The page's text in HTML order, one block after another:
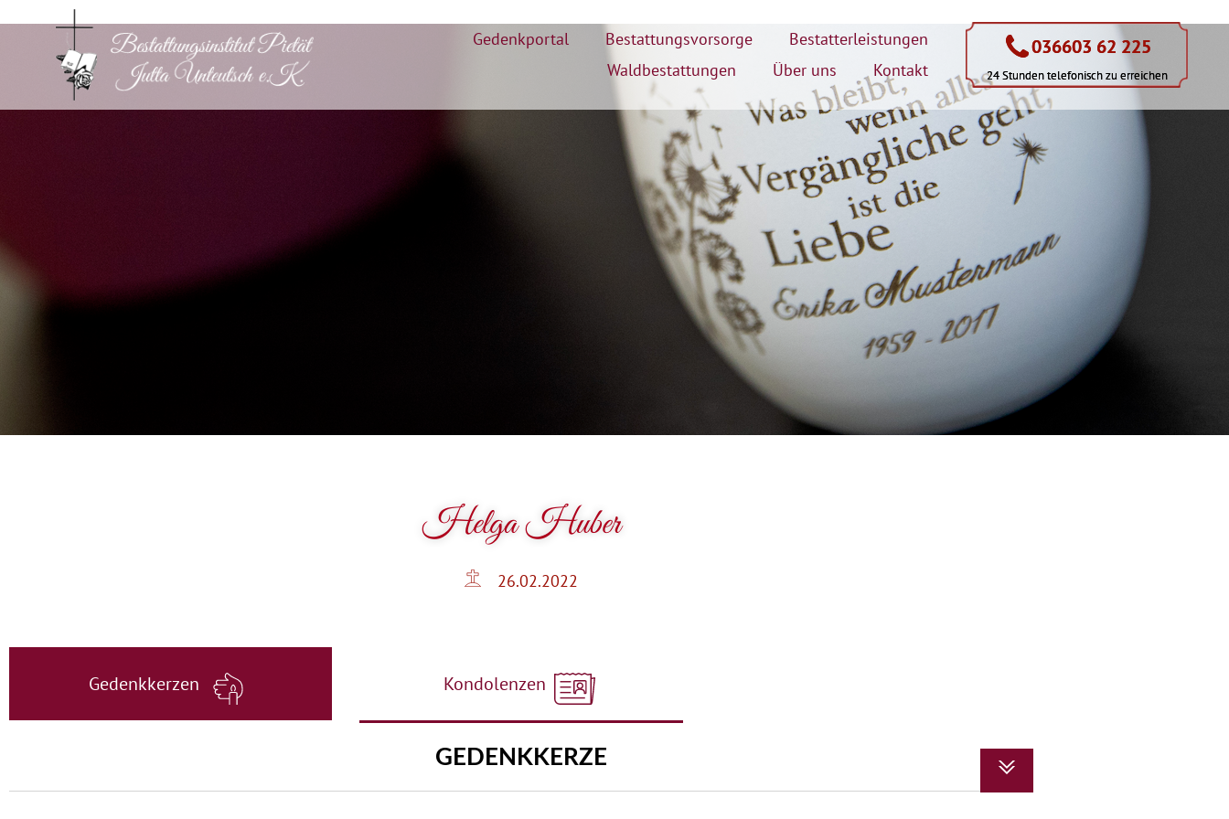
Gedenkportal Bestattungsvorsorge
Bestatterleistungen
Waldbestattungen
Über uns Kontakt
036603 62 225
24 Stunden telefonisch zu erreichen
036603 62 225
24 Stunden telefonisch zu erreichen
Helga Huber
26.02.2022
Gedenkkerzen Kondolenzen
GEDENKKERZE